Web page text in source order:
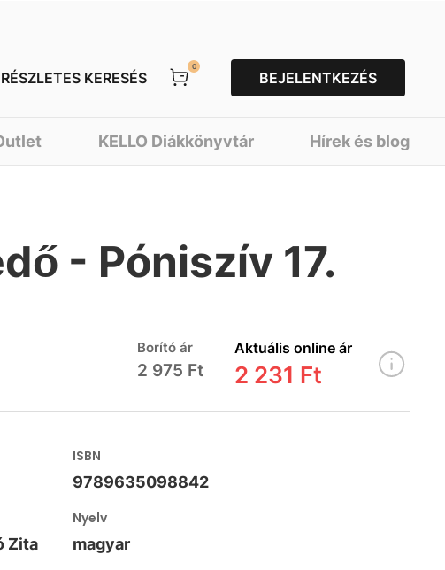
RÉSZLETES KERESÉS
0
BEJELENTKEZÉS
KELLO Diákkönyvtár Hírek és blog
- Póniszív 17.
Borító ár
2 975 Ft
Aktuális online ár
2 231 Ft
ISBN
9789635098842
Zita
Nyelv
magyar